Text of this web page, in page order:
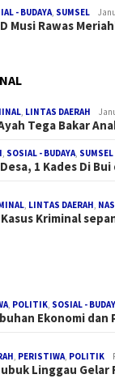
- BUDAYA, SUMSEL
Musi Rawas
, LINTAS DAERAH
Tega Bakar
, SOSIAL - BUDAYA, SUMSEL
1 Kades Di
, LINTAS DAERAH,
Kriminal
, POLITIK, SOSIAL -
Ekonomi dan
, PERISTIWA, POLITIK
Linggau Gelar